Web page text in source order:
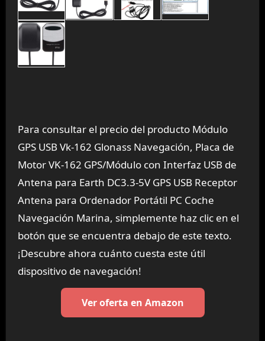
Para consultar el precio del producto Módulo
GPS USB Vk-162 Glonass Navegación, Placa de
Motor VK-162 GPS/Módulo con Interfaz USB de
Antena para Earth DC3.3-5V GPS USB Receptor
Antena para Ordenador Portátil PC Coche
Navegación Marina, simplemente haz clic en el
botón que se encuentra debajo de este texto.
¡Descubre ahora cuánto cuesta este útil
dispositivo de navegación!
Ver oferta en Amazon